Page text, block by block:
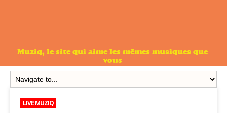
Muziq, le site qui aime les mêmes musiques que
vous
LIVE MUZIQ